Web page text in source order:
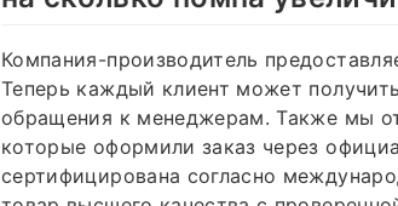
Компания-производитель
Теперь каждый клиент может
обращения к менеджерам. Также мы
которые оформили заказ через
сертифицирована согласно